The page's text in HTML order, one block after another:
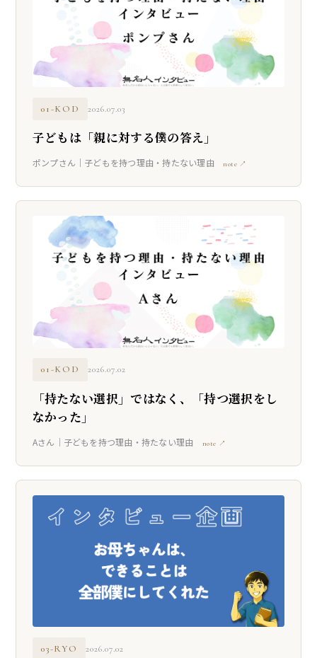
01-KOD 2026.07.03
子どもは「親に対する僕の答え」
ポンプさん｜子どもを持つ理由・持たない理由note ↗
01-KOD 2026.07.02
「持たない選択」ではなく、「持つ選択をし
なかった」
Aさん｜子どもを持つ理由・持たない理由 note ↗
03-RYO 2026.07.02